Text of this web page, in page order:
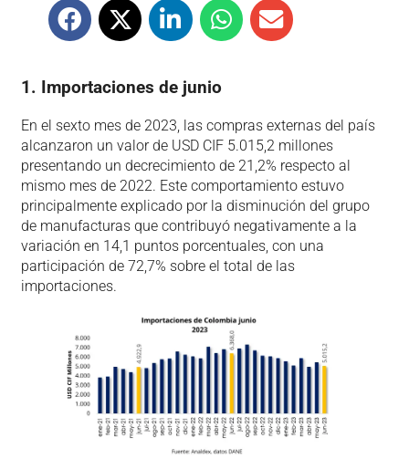
1. Importaciones de junio
En el sexto mes de 2023, las compras externas del país
alcanzaron un valor de USD CIF 5.015,2 millones
presentando un decrecimiento de 21,2% respecto al
mismo mes de 2022. Este comportamiento estuvo
principalmente explicado por la disminución del grupo
de manufacturas que contribuyó negativamente a la
variación en 14,1 puntos porcentuales, con una
participación de 72,7% sobre el total de las
importaciones.